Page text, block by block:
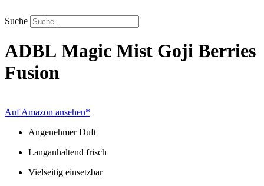
Inhalt
springen
Suche
ADBL Magic Mist Goji Berries
Fusion
Auf Amazon ansehen*
Angenehmer Duft
Langanhaltend frisch
Vielseitig einsetzbar